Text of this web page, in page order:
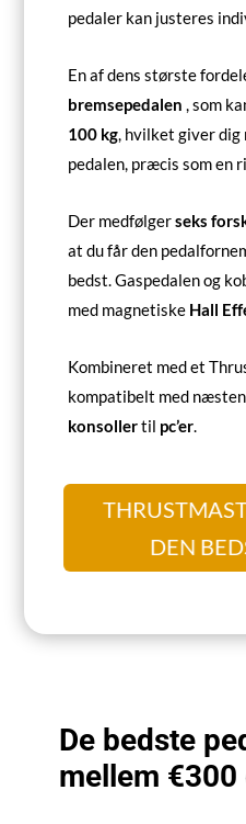
pedaler kan justeres
En af dens største
bremsepedalen, som
100 kg, hvilket giver dig
pedalen, præcis som en
Der medfølgerseks
at du får den
bedst. Gaspedalen og
med magnetiske Hall
Kombineret med et
kompatibelt med
konsollertil pc’er.
DEN
De bedste
mellem €300